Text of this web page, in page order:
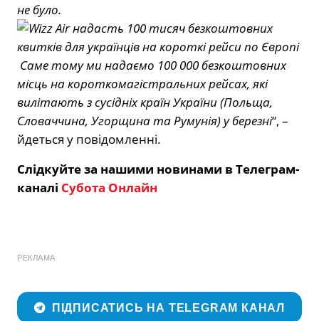
не було.
Саме тому ми надаємо 100 000 безкоштовних
місць на короткомагістральних рейсах, які
вилітають з сусідніх країн України (Польща,
Словаччина, Угорщина та Румунія) у березні“, –
йдеться у повідомленні.
Слідкуйте за нашими новинами в Телеграм-
каналі Субота Онлайн
РЕКЛАМА
ПІДПИСАТИСЬ НА TELEGRAM КАНАЛ